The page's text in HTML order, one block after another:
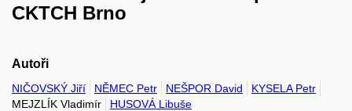
CKTCH Brno
Autoři
NIČOVSKÝ Jiří NĚMEC Petr NEŠPOR David
KYSELA Petr
MEJZLÍK Vladimír
HUSOVÁ Libuše